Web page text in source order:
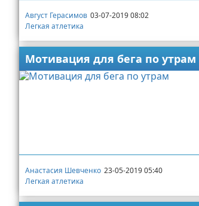
Август Герасимов 03-07-2019 08:02
Легкая атлетика
Мотивация для бега по утрам
Анастасия Шевченко 23-05-2019 05:40
Легкая атлетика